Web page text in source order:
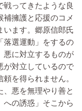
戦ってきたような良
補擁護と応援のコメ
います。郷原信郎氏
落選運動」をするの
悪に対立するものが
が対立しているので
を得られません。
、悪を無理やり善と
への誘惑」そこから